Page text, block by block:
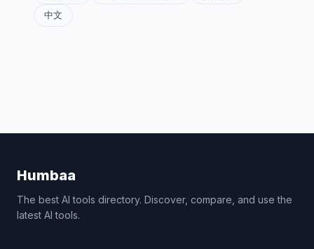
中文
Humbaa
The best AI tools directory. Discover, compare, and use the
latest AI tools.